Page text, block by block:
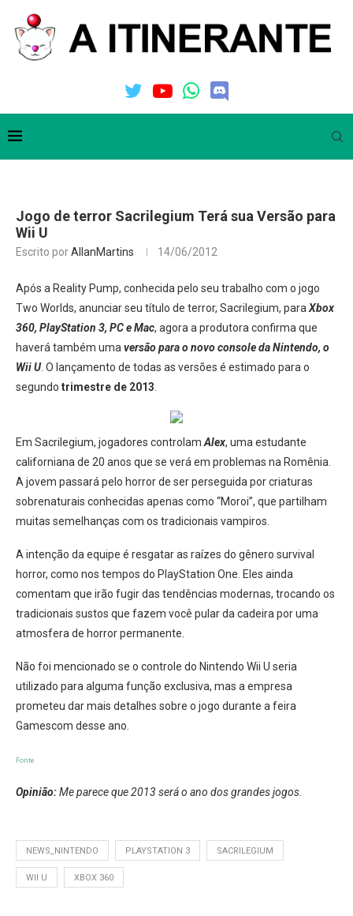
Jogo de terror Sacrilegium Terá sua Versão para
Wii U
Escrito porAllanMartins 14/06/2012
Após a Reality Pump, conhecida pelo seu trabalho com o jogo
Two Worlds, anunciar seu título de terror, Sacrilegium, paraXbox
360, PlayStation 3, PC e Mac, agora a produtora confirma que
haverá também umaversão para o novo console da Nintendo, o
Wii U. O lançamento de todas as versões é estimado para o
segundo trimestre de 2013.
Em Sacrilegium, jogadores controlamAlex, uma estudante
californiana de 20 anos que se verá em problemas na Romênia.
A jovem passará pelo horror de ser perseguida por criaturas
sobrenaturais conhecidas apenas como “Moroi”, que partilham
muitas semelhanças com os tradicionais vampiros.
A intenção da equipe é resgatar as raízes do gênero survival
horror, como nos tempos do PlayStation One. Eles ainda
comentam que irão fugir das tendências modernas, trocando os
tradicionais sustos que fazem você pular da cadeira por uma
atmosfera de horror permanente.
Não foi mencionado se o controle do Nintendo Wii U seria
utilizado para alguma função exclusiva, mas a empresa
prometeu dar mais detalhes sobre o jogo durante a feira
Gamescom desse ano.
Fonte
Opinião:Me parece que 2013 será o ano dos grandes jogos.
NEWS_NINTENDO PLAYSTATION 3 SACRILEGIUM
WII U XBOX 360